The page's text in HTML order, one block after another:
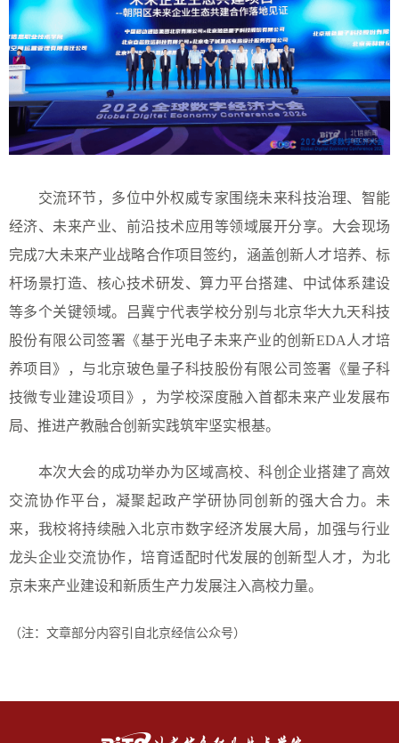
交流环节，多位中外权威专家围绕未来科技治理、智能
经济、未来产业、前沿技术应用等领域展开分享。大会现场
完成7大未来产业战略合作项目签约，涵盖创新人才培养、标
杆场景打造、核心技术研发、算力平台搭建、中试体系建设
等多个关键领域。吕冀宁代表学校分别与北京华大九天科技
股份有限公司签署《基于光电子未来产业的创新EDA人才培
养项目》，与北京玻色量子科技股份有限公司签署《量子科
技微专业建设项目》，为学校深度融入首都未来产业发展布
局、推进产教融合创新实践筑牢坚实根基。
本次大会的成功举办为区域高校、科创企业搭建了高效
交流协作平台，凝聚起政产学研协同创新的强大合力。未
来，我校将持续融入北京市数字经济发展大局，加强与行业
龙头企业交流协作，培育适配时代发展的创新型人才，为北
京未来产业建设和新质生产力发展注入高校力量。
（注：文章部分内容引自北京经信公众号）